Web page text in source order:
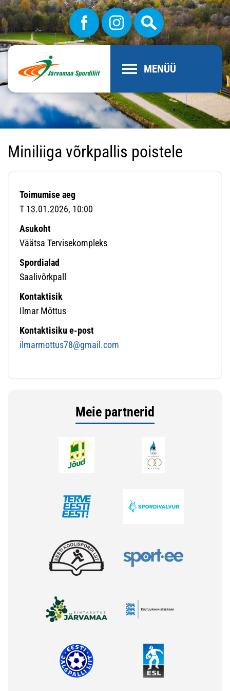
MENÜÜ
Miniliiga võrkpallis poistele
Toimumise aeg
T 13.01.2026, 10:00
Asukoht
Väätsa Tervisekompleks
Spordialad
Saalivõrkpall
Kontaktisik
Ilmar Mõttus
Kontaktisiku e-post
ilmarmottus78@gmail.com
Meie partnerid